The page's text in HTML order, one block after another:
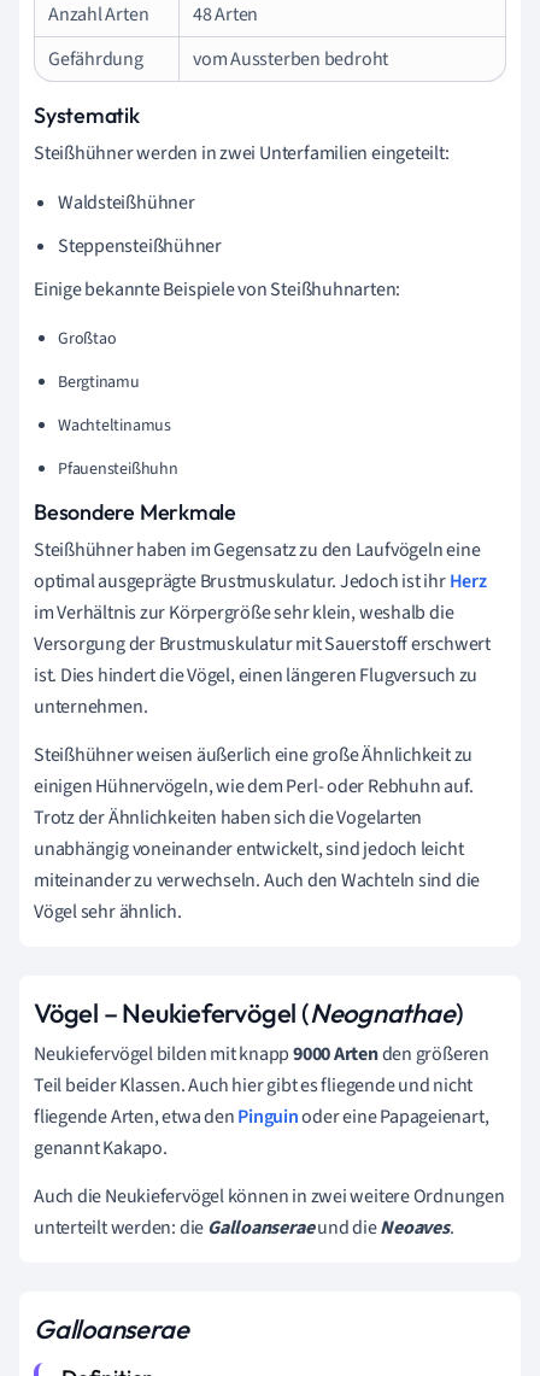
Anzahl Arten
48 Arten
Gefährdung
vom Aussterben bedroht
Systematik
Steißhühner werden in zwei Unterfamilien eingeteilt:
Waldsteißhühner
Steppensteißhühner
Einige bekannte Beispiele von Steißhuhnarten:
Großtao
Bergtinamu
Wachteltinamus
Pfauensteißhuhn
Besondere Merkmale
Steißhühner haben im Gegensatz zu den Laufvögeln eine
optimal ausgeprägte Brustmuskulatur. Jedoch ist ihrHerz
im Verhältnis zur Körpergröße sehr klein, weshalb die
Versorgung der Brustmuskulatur mit Sauerstoff erschwert
ist. Dies hindert die Vögel, einen längeren Flugversuch zu
unternehmen.
Steißhühner weisen äußerlich eine große Ähnlichkeit zu
einigen Hühnervögeln, wie dem Perl- oder Rebhuhn auf.
Trotz der Ähnlichkeiten haben sich die Vogelarten
unabhängig voneinander entwickelt, sind jedoch leicht
miteinander zu verwechseln. Auch den Wachteln sind die
Vögel sehr ähnlich.
Vögel – Neukiefervögel (Neognathae)
Neukiefervögel bilden mit knapp9000 Artenden größeren
Teil beider Klassen. Auch hier gibt es fliegende und nicht
fliegende Arten, etwa denPinguinoder eine Papageienart,
genannt Kakapo.
Auch die Neukiefervögel können in zwei weitere Ordnungen
unterteilt werden: dieGalloanseraeund dieNeoaves.
Galloanserae